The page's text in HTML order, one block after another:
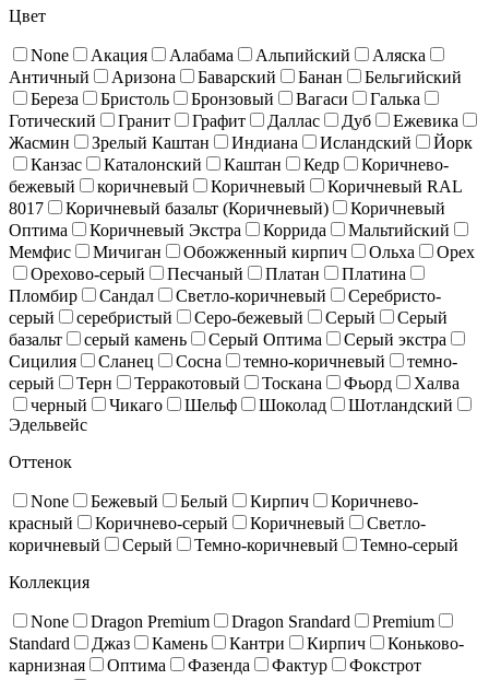
Цвет
None Акация Алабама Альпийский
Аляска
Античный
Аризона Баварский Банан
Бельгийский
Береза
Бристоль Бронзовый Вагаси
Галька
Готический
Гранит Графит Даллас Дуб
Ежевика
Жасмин
Зрелый Каштан Индиана Исландский
Йорк
Канзас
Каталонский Каштан Кедр
Коричнево-
бежевый
коричневый Коричневый
Коричневый RAL
8017
Коричневый базальт (Коричневый)
Коричневый
Оптима
Коричневый Экстра Коррида
Мальтийский
Мемфис
Мичиган Обожженный кирпич Ольха
Орех
Орехово-серый
Песчаный Платан
Платина
Пломбир
Сандал Светло-коричневый
Серебристо-
серый
серебристый Серо-бежевый Серый
Серый
базальт
серый камень Серый Оптима
Серый экстра
Сицилия
Сланец Сосна темно-коричневый
темно-
серый
Терн Терракотовый Тоскана Фьорд
Халва
черный
Чикаго Шельф Шоколад
Шотландский
Эдельвейс
Оттенок
None Бежевый Белый Кирпич
Коричнево-
красный
Коричнево-серый Коричневый
Светло-
коричневый
Серый Темно-коричневый
Темно-серый
Коллекция
None Dragon Premium Dragon Srandard
Premium
Standard
Джаз Камень Кантри Кирпич
Коньково-
карнизная
Оптима Фазенда Фактур
Фокстрот